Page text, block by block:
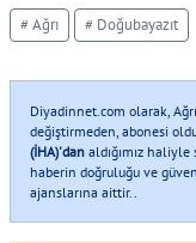
# Ağrı # Doğubayazıt
Diyadinnet.com olarak,
değiştirmeden, abonesi
(İHA)'dan aldığımız
haberin doğruluğu ve
ajanslarına aittir..